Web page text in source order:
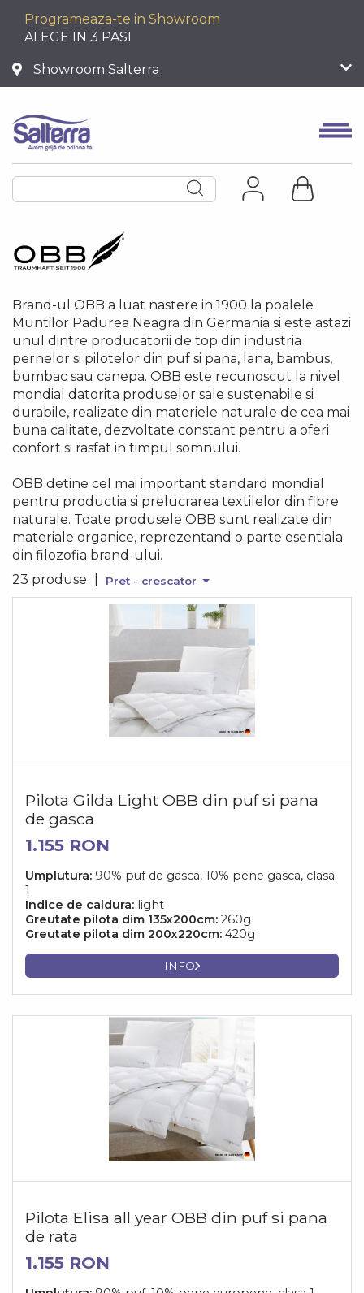
Programeaza-te in Showroom
ALEGE IN 3 PASI
Showroom Salterra
Brand-ul OBB a luat nastere in 1900 la poalele
Muntilor Padurea Neagra din Germania si este astazi
unul dintre producatorii de top din industria
pernelor si pilotelor din puf si pana, lana, bambus,
bumbac sau canepa. OBB este recunoscut la nivel
mondial datorita produselor sale sustenabile si
durabile, realizate din materiele naturale de cea mai
buna calitate, dezvoltate constant pentru a oferi
confort si rasfat in timpul somnului.
OBB detine cel mai important standard mondial
pentru productia si prelucrarea textilelor din fibre
naturale. Toate produsele OBB sunt realizate din
materiale organice, reprezentand o parte esentiala
din filozofia brand-ului.
23 produse
Pret - crescator
Pilota Gilda Light OBB din puf si pana
de gasca
1.155 RON
Umplutura: 90% puf de gasca, 10% pene gasca, clasa
1
Indice de caldura: light
Greutate pilota dim 135x200cm: 260g
Greutate pilota dim 200x220cm: 420g
INFO
Pilota Elisa all year OBB din puf si pana
de rata
1.155 RON